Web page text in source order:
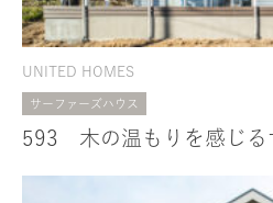
UNITED HOMES
サーファーズハウス
593 木の温もりを感じる